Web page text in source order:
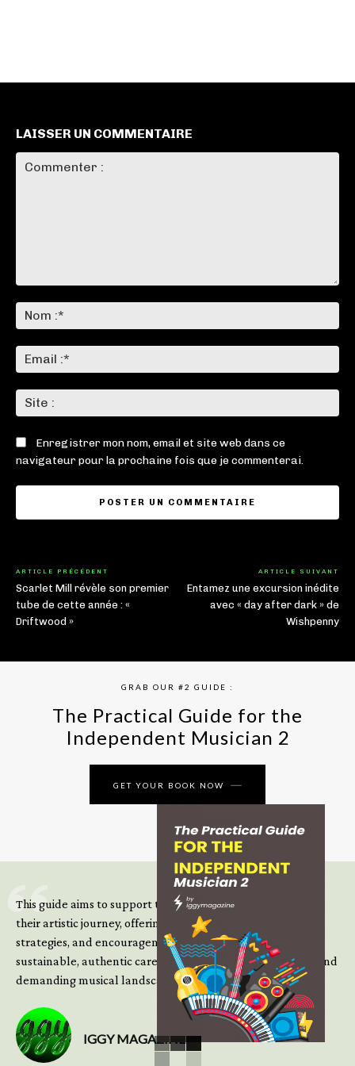
LAISSER UN COMMENTAIRE
:*
:*
:
Enregistrer mon nom, email et site web dans ce
navigateur pour la prochaine fois que je commenterai.
ARTICLE PRÉCÉDENT
Scarlet Mill révèle son premier
tube de cette année : «
Driftwood »
ARTICLE SUIVANT
Entamez une excursion inédite
avec « day after dark » de
Wishpenny
GRAB OUR #2 GUIDE :
The Practical Guide for the
Independent Musician 2
GET YOUR BOOK NOW
This guide aims to support those climbing the next steps of
their artistic journey, offering practical insight, updated
strategies, and encouragement to continue building
sustainable, authentic careers in an increasingly complex and
demanding musical landscape.
IGGY MAGAZINE